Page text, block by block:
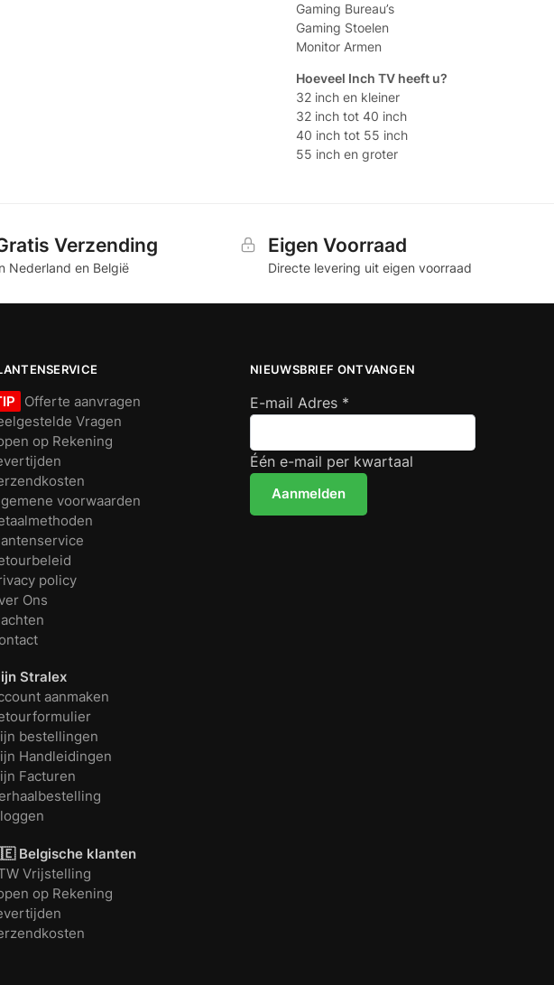
Gaming Bureau’s
Gaming Stoelen
Monitor Armen
Hoeveel Inch TV heeft u?
32 inch en kleiner
32 inch tot 40 inch
40 inch tot 55 inch
55 inch en groter
Verzending
Nederland en België
Eigen Voorraad
Directe levering uit eigen voorraad
Offerte aanvragen
Vragen
op Rekening
voorwaarden
policy
Ons
Stralex
aanmaken
bestellingen
Handleidingen
Facturen
Belgische klanten
Vrijstelling
op Rekening
NIEUWSBRIEF ONTVANGEN
E-mail Adres *
Één e-mail per kwartaal